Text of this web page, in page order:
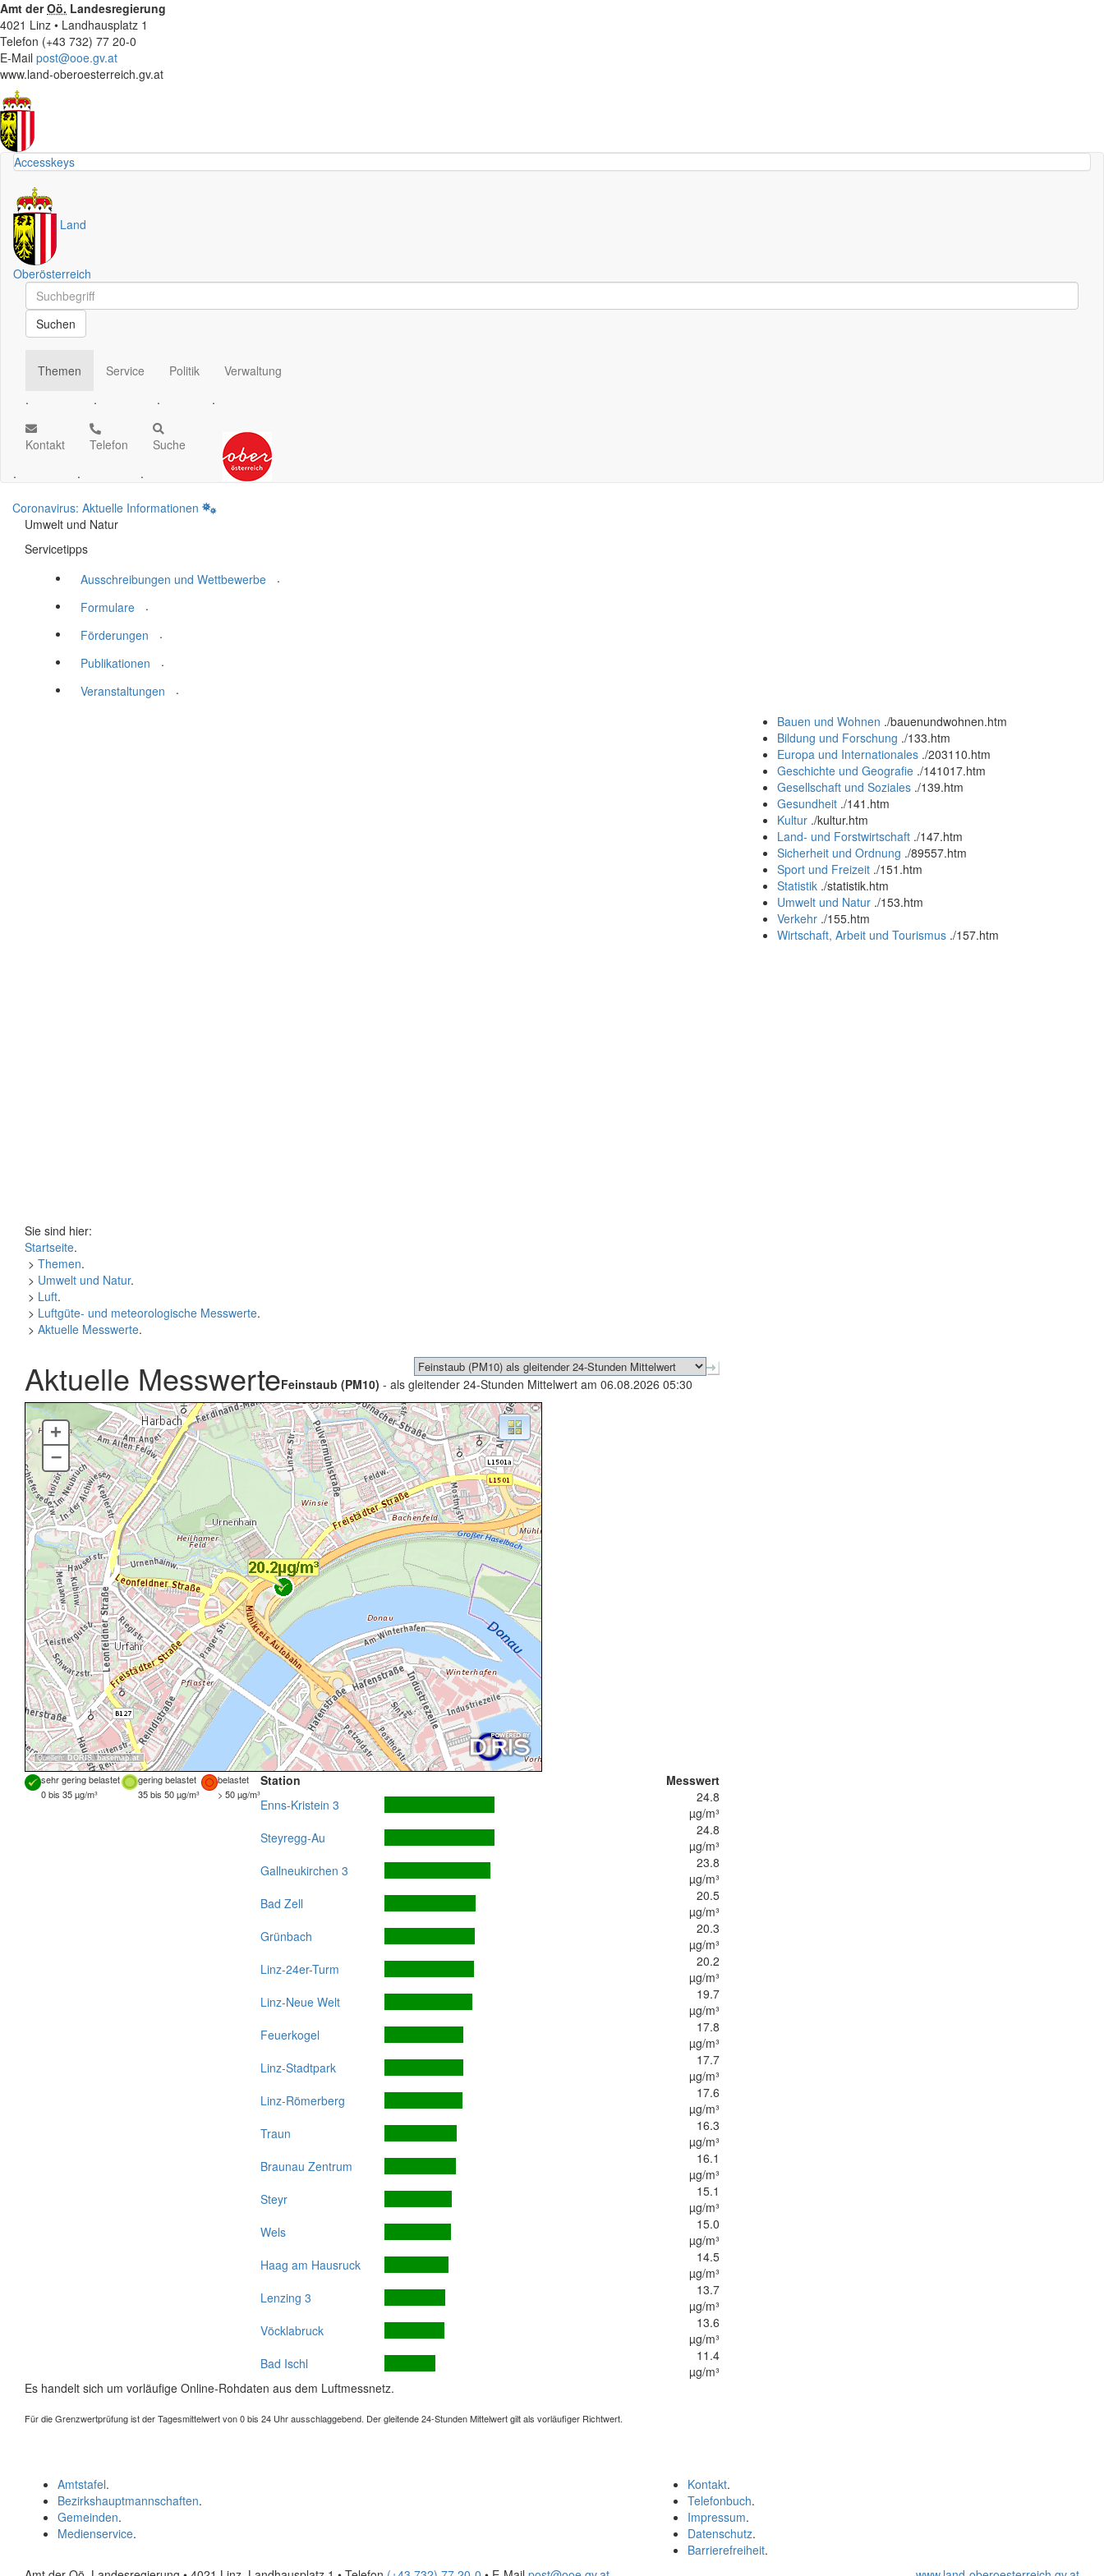
Amt derOö. Landesregierung
4021 Linz • Landhausplatz 1
Telefon (+43 732) 77 20-0
E-Mail post@ooe.gv.at
www.land-oberoesterreich.gv.at
Accesskeys
Land
Oberösterreich
Schnellsuche
Schnellsuche
Suchen
Themen
.
Service
.
Politik
.
Verwaltung
.
Kontakt
.
Telefon
.
Suche
.
Coronavirus: Aktuelle Informationen
Umwelt und Natur
Servicetipps
Ausschreibungen und Wettbewerbe
.
Formulare
.
Förderungen
.
Publikationen
.
Veranstaltungen
.
Bauen und Wohnen ./bauenundwohnen.htm
Bildung und Forschung ./133.htm
Europa und Internationales ./203110.htm
Geschichte und Geografie ./141017.htm
Gesellschaft und Soziales ./139.htm
Gesundheit ./141.htm
Kultur ./kultur.htm
Land- und Forstwirtschaft ./147.htm
Sicherheit und Ordnung ./89557.htm
Sport und Freizeit ./151.htm
Statistik ./statistik.htm
Umwelt und Natur ./153.htm
Verkehr ./155.htm
Wirtschaft, Arbeit und Tourismus ./157.htm
Sie sind hier:
Startseite.
> Themen.
> Umwelt und Natur.
> Luft.
> Luftgüte- und meteorologische Messwerte.
> Aktuelle Messwerte.
Aktuelle MesswerteFeinstaub (PM10) - als gleitender 24-Stunden Mittelwert am 06.08.2026 05:30
Quellen: DORIS,basemap.at
+
–
sehr gering belastet gering belastet
belastet
0 bis 35 µg/m³
35 bis 50 µg/m³ > 50 µg/m³
Station
Messwert
Enns-Kristein 3
24.8
µg/m³
Steyregg-Au
24.8
µg/m³
Gallneukirchen 3
23.8
µg/m³
Bad Zell
20.5
µg/m³
Grünbach
20.3
µg/m³
Linz-24er-Turm
20.2
µg/m³
Linz-Neue Welt
19.7
µg/m³
Feuerkogel
17.8
µg/m³
Linz-Stadtpark
17.7
µg/m³
Linz-Römerberg
17.6
µg/m³
Traun
16.3
µg/m³
Braunau Zentrum
16.1
µg/m³
Steyr
15.1
µg/m³
Wels
15.0
µg/m³
Haag am Hausruck
14.5
µg/m³
Lenzing 3
13.7
µg/m³
Vöcklabruck
13.6
µg/m³
Bad Ischl
11.4
µg/m³
Es handelt sich um vorläufige Online-Rohdaten aus dem Luftmessnetz.
Für die Grenzwertprüfung ist der Tagesmittelwert von 0 bis 24 Uhr ausschlaggebend. Der gleitende 24-Stunden Mittelwert gilt als vorläufiger Richtwert.
Kontakt.
Telefonbuch.
Impressum.
Datenschutz.
Barrierefreiheit.
Amtstafel.
Bezirkshauptmannschaften.
Gemeinden.
Medienservice.